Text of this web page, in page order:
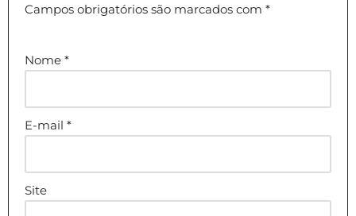
Campos obrigatórios são marcados com *
Nome *
E-mail *
Site